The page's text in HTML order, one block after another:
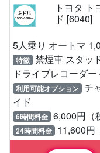
トヨタ
ド [6040]
5人乗り オートマ
特徴 禁煙車 スタッ
ドライブレコーダ
利用可能オプション チ
イド
6時間料金 6,000円（
24時間料金 11,600円